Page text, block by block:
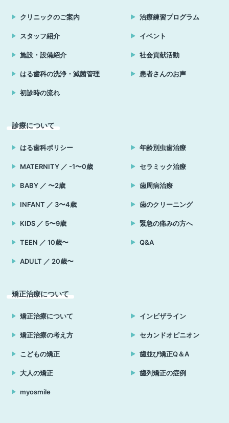
クリニックのご案内
スタッフ紹介
施設・設備紹介
はる歯科の洗浄・滅菌管理
初診時の流れ
治療練習プログラム
イベント
社会貢献活動
患者さんのお声
診療について
はる歯科ポリシー
MATERNITY ／ -1〜0歳
BABY ／ 〜2歳
INFANT ／ 3〜4歳
KIDS ／ 5〜9歳
TEEN ／ 10歳〜
ADULT ／ 20歳〜
年齢別虫歯治療
セラミック治療
歯周病治療
歯のクリーニング
緊急の痛みの方へ
Q&A
矯正治療について
矯正治療について
矯正治療の考え方
こどもの矯正
大人の矯正
myosmile
インビザライン
セカンドオピニオン
歯並び矯正Q＆A
歯列矯正の症例